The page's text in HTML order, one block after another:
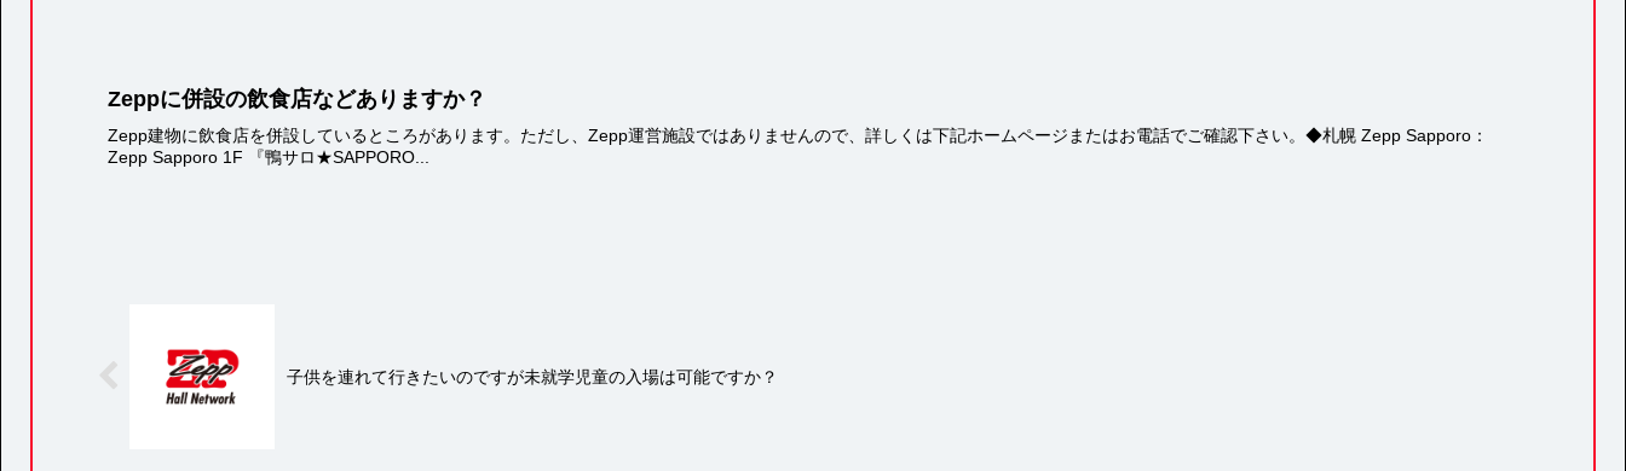
Zeppに併設の飲食店などありますか？
Zepp建物に飲食店を併設しているところがあります。ただし、Zepp運営施設ではありませんので、詳しくは下記ホームページまたはお電話でご確認下さい。◆札幌 Zepp Sapporo：
Zepp Sapporo 1F 『鴨サロ★SAPPORO...
子供を連れて行きたいのですが未就学児童の入場は可能ですか？